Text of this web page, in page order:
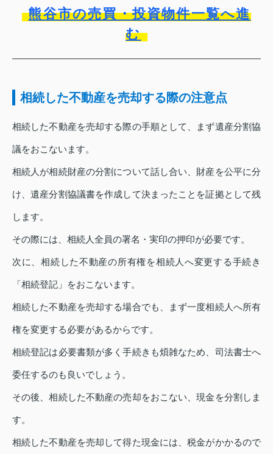
熊谷市の売買・投資物件一覧へ進
む
相続した不動産を売却する際の注意点
相続した不動産を売却する際の手順として、まず遺産分割協
議をおこないます。
相続人が相続財産の分割について話し合い、財産を公平に分
け、遺産分割協議書を作成して決まったことを証拠として残
します。
その際には、相続人全員の署名・実印の押印が必要です。
次に、相続した不動産の所有権を相続人へ変更する手続き
「相続登記」をおこないます。
相続した不動産を売却する場合でも、まず一度相続人へ所有
権を変更する必要があるからです。
相続登記は必要書類が多く手続きも煩雑なため、司法書士へ
委任するのも良いでしょう。
その後、相続した不動産の売却をおこない、現金を分割しま
す。
相続した不動産を売却して得た現金には、税金がかかるので